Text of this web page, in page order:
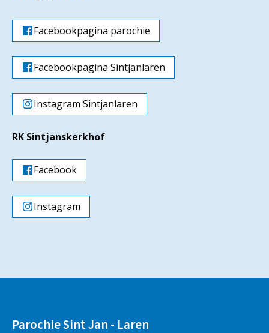
Facebookpagina parochie
Facebookpagina Sintjanlaren
Instagram Sintjanlaren
RK Sintjanskerkhof
Facebook
Instagram
Parochie Sint Jan - Laren